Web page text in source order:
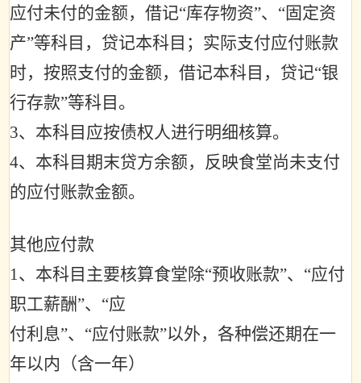
应付未付的金额，借记“库存物资”、 “固定资
产”等科目，贷记本科目；实际支付应付账款
时，按照支付的金额，借记本科目，贷记“银
行存款”等科目。
3、本科目应按债权人进行明细核算。
4、本科目期末贷方余额，反映食堂尚未支付
的应付账款金额。
其他应付款
1、本科目主要核算食堂除“预收账款”、 “应付
职工薪酬”、 “应
付利息”、 “应付账款”以外，各种偿还期在一
年以内（含一年）